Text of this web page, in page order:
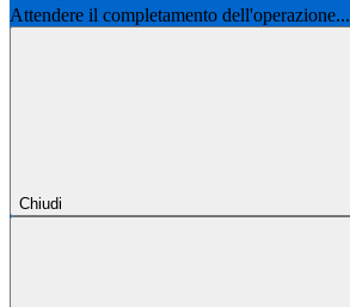
Attendere il completamento dell'operazione...
Chiudi